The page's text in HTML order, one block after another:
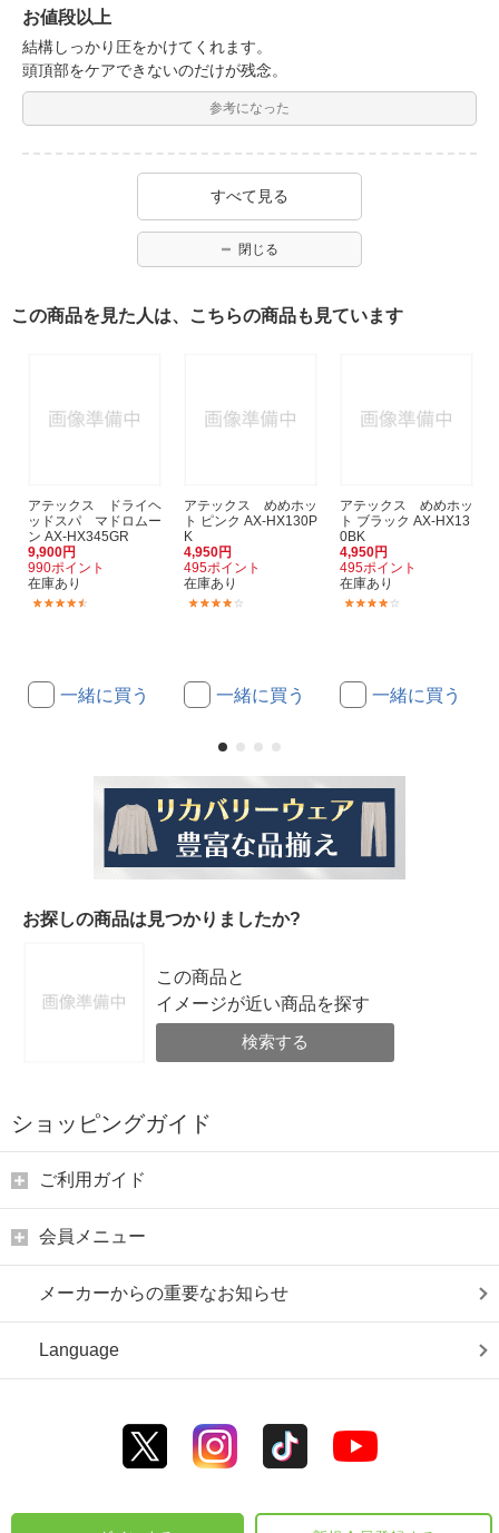
お値段以上
結構しっかり圧をかけてくれます。
頭頂部をケアできないのだけが残念。
参考になった
すべて見る
閉じる
この商品を見た人は、こちらの商品も見ています
アテックス ドライヘ
ッドスパ マドロムー
ン AX-HX345GR
9,900円
990ポイント
在庫あり
一緒に買う
アテックス めめホッ
ト ピンク AX-HX130P
K
4,950円
495ポイント
在庫あり
一緒に買う
アテックス めめホッ
ト ブラック AX-HX13
0BK
4,950円
495ポイント
在庫あり
一緒に買う
お探しの商品は見つかりましたか?
この商品と
イメージが近い商品を探す
検索する
ショッピングガイド
ご利用ガイド
会員メニュー
メーカーからの重要なお知らせ
Language